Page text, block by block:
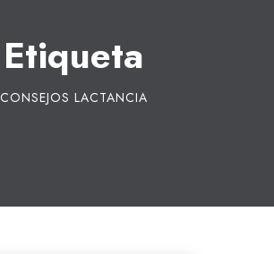
Etiqueta
CONSEJOS LACTANCIA